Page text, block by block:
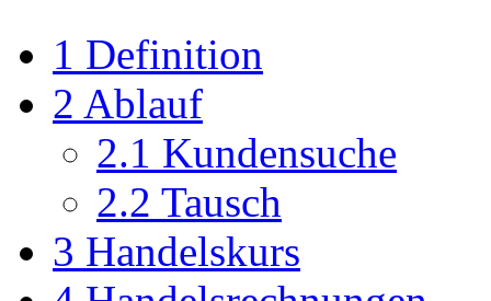
1 Definition
2 Ablauf
2.1 Kundensuche
2.2 Tausch
3 Handelskurs